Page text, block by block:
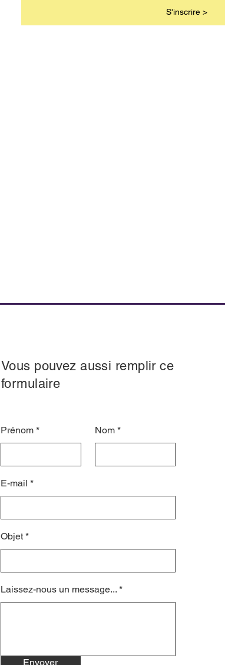
S'inscrire >
Vous pouvez aussi remplir ce
formulaire
Prénom Nom
E-mail
Objet
Laissez-nous un message...
Envoyer